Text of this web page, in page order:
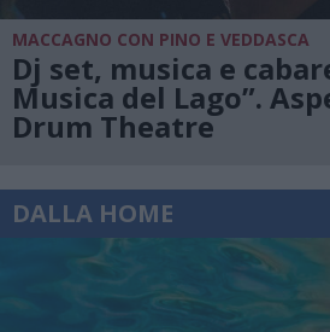
MACCAGNO CON PINO E VEDDASCA
Dj set, musica e
Musica del Lago”.
Drum Theatre
DALLA HOME